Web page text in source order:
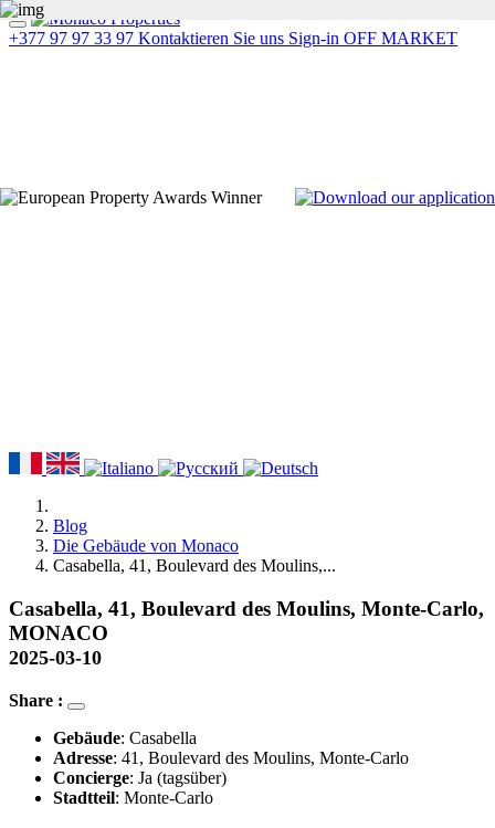
+377 97 97 33 97 Kontaktieren Sie uns Sign-in OFF MARKET
Blog
Die Gebäude von Monaco
Casabella, 41, Boulevard des Moulins,...
Casabella, 41, Boulevard des Moulins, Monte-Carlo,
MONACO
2025-03-10
Share :
Gebäude: Casabella
Adresse: 41, Boulevard des Moulins, Monte-Carlo
Concierge: Ja (tagsüber)
Stadtteil: Monte-Carlo